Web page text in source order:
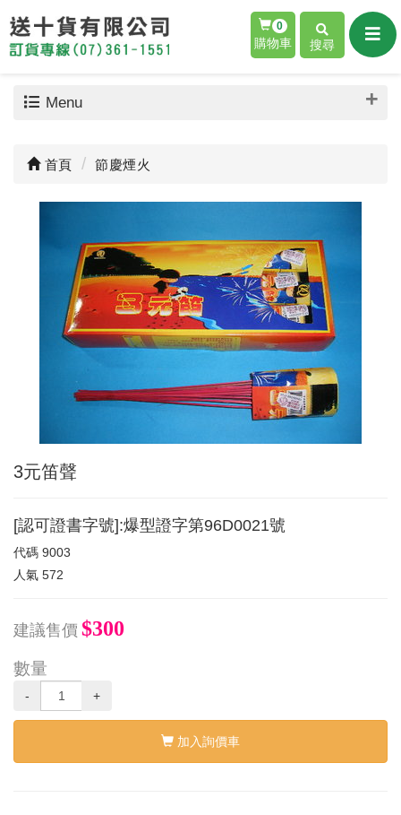
0
購物車 搜尋
Menu
首頁 節慶煙火
3元笛聲
[認可證書字號]:爆型證字第96D0021號
代碼 9003
人氣 572
建議售價 $300
數量
- +
加入詢價車